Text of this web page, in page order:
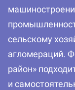
сельскому
агломераций.
район»
и